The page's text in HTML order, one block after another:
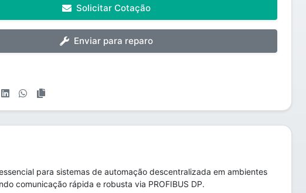
Solicitar Cotação
Enviar para reparo
para sistemas de automação descentralizada em ambientes
comunicação rápida e robusta via PROFIBUS DP.